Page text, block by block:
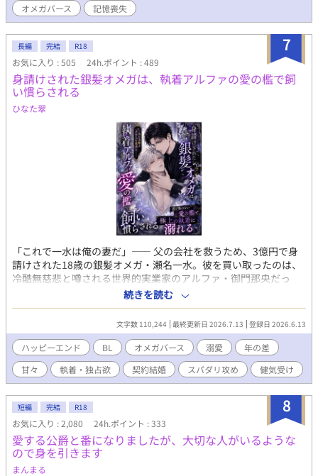
オメガバース 記憶喪失
7
長編 完結 R18
お気に入り : 505 24h.ポイント : 489
身請けされた銀髪オメガは、執着アルファの愛の檻で飼
い慣らされる
ひなた翠
「これで一水は俺の妻だ」―― 父の会社を救うため、3億円で身
請けされた18歳の銀髪オメガ・瀬名一水。彼を買い取ったのは、
冷酷無慈悲と噂される世界的実業家のアルファ・御門那央だっ
た。 愛人か、子を産むための道具として買われたはずが、激しく
抱かれた翌朝に突きつけられたのは、まさかの『婚姻届』！？
「逃がさない。お前は俺の檻で生きろ」 絶対的な支配者からの宣
告。けれど、短い命令口調とは裏腹に、触れる手つきに滲む不器
用な優しさと熱情に、一水の心は次第に絆されていく。 単なる
「所有物」として買われたオメガが、孤独な捕食者の心を溶か
し、やがて唯一無二の番として並び立つまでの物語。 絶対的支配
から極上の溺愛へ。執着オメガバース開幕！
続きを読む
文字数 110,244 最終更新日 2026.7.13 登録日 2026.6.13
ハッピーエンド BL オメガバース 溺愛
年の差
甘々
執着・独占欲 契約結婚 スパダリ攻め 健気受け
8
短編 完結 R18
お気に入り : 2,080 24h.ポイント : 333
愛する公爵と番になりましたが、大切な人がいるような
ので身を引きます
まんまる